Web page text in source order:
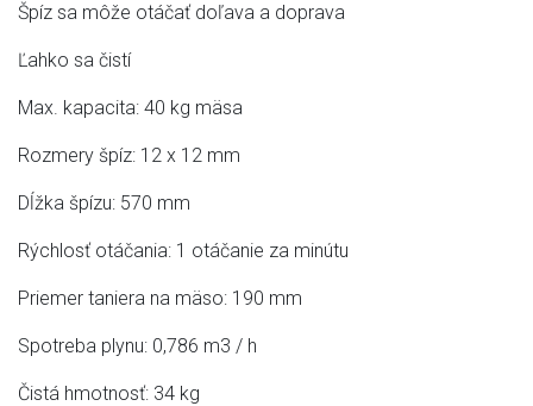
Špíz sa môže otáčať doľava a doprava
Ľahko sa čistí
Max. kapacita: 40 kg mäsa
Rozmery špíz: 12 x 12 mm
Dĺžka špízu: 570 mm
Rýchlosť otáčania: 1 otáčanie za minútu
Priemer taniera na mäso: 190 mm
Spotreba plynu: 0,786 m3 / h
Čistá hmotnosť: 34 kg